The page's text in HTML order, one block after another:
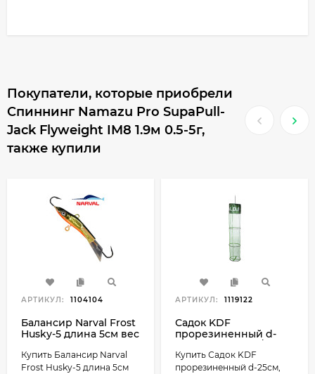
Покупатели, которые приобрели
Спиннинг Namazu Pro SupaPull-
Jack Flyweight IM8 1.9м 0.5-5г,
также купили
АРТИКУЛ: 1104104
Балансир Narval Frost
Husky-5 длина 5см вес
Купить Балансир Narval
Frost Husky-5 длина 5см
АРТИКУЛ: 1119122
Садок KDF
прорезиненный d-
28см, длина-1,3м
Купить Садок KDF
прорезиненный d-25см,